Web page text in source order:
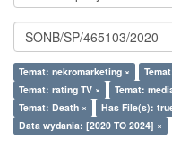
Temat: nekromarketing ×
Temat: rating TV ×
Temat:
Temat: Death ×
Has File(s):
Data wydania: [2020 TO 2024] ×